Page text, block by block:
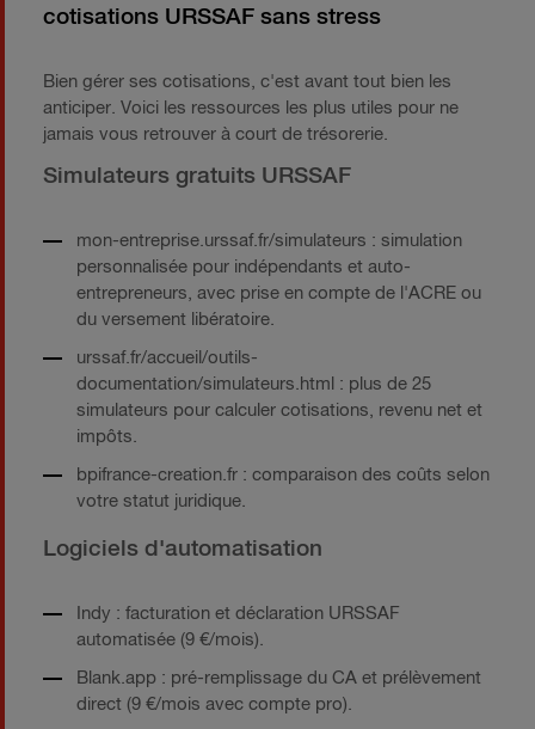
cotisations URSSAF sans stress
Bien gérer ses cotisations, c'est avant tout bien les
anticiper. Voici les ressources les plus utiles pour ne
jamais vous retrouver à court de trésorerie.
Simulateurs gratuits URSSAF
mon-entreprise.urssaf.fr/simulateurs : simulation
personnalisée pour indépendants et auto-
entrepreneurs, avec prise en compte de l'ACRE ou
du versement libératoire.
urssaf.fr/accueil/outils-
documentation/simulateurs.html : plus de 25
simulateurs pour calculer cotisations, revenu net et
impôts.
bpifrance-creation.fr : comparaison des coûts selon
votre statut juridique.
Logiciels d'automatisation
Indy : facturation et déclaration URSSAF
automatisée (9 €/mois).
Blank.app : pré-remplissage du CA et prélèvement
direct (9 €/mois avec compte pro).